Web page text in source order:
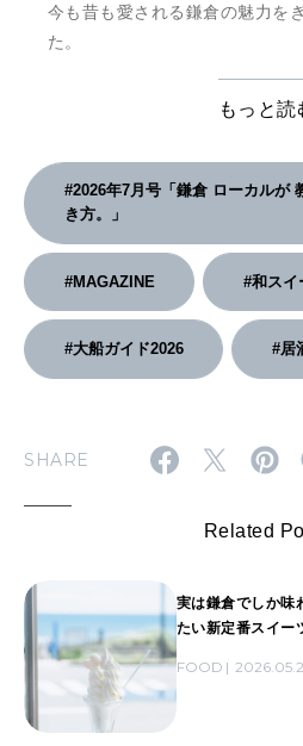
今も昔も愛される鎌倉の魅力を
た。
もっと読
#2026年7月号「鎌倉 ローカルが
き方。」
#MAGAZINE #和スイ
#大船ガイド2026 #居
SHARE
Related
実は鎌倉でしか味
たい新定番スイー
FOOD